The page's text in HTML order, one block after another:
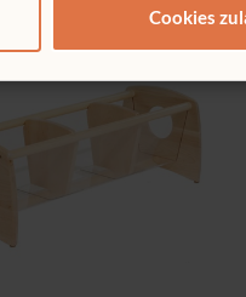
Cookies